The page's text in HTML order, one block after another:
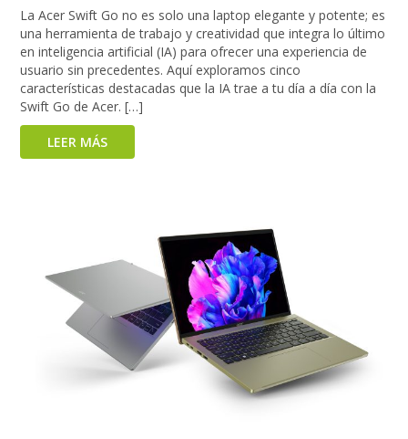
La Acer Swift Go no es solo una laptop elegante y potente; es
una herramienta de trabajo y creatividad que integra lo último
en inteligencia artificial (IA) para ofrecer una experiencia de
usuario sin precedentes. Aquí exploramos cinco
características destacadas que la IA trae a tu día a día con la
Swift Go de Acer. […]
LEER MÁS